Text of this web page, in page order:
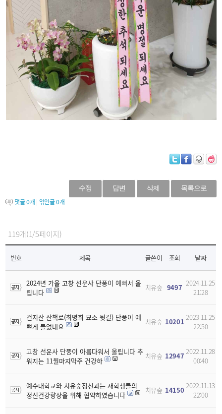
수정 답변 삭제 목록으로
댓글0개 | 엮인글0개
119개(1/5페이지)
번호 제목 글쓴이 조회 날짜
2024년 가을 고창 선운사 단풍이 예뻐서 올
립니다
치유숲 9497 2024.11.25
21:28
건지산 산책로(최명희 묘소 뒷길) 단풍이 예
쁘게 들었네요
치유숲 10201 2023.11.25
22:50
고창 선운사 단풍이 아름다워서 올립니다 추
워지는 11월마지막주 건강하
치유숲 12947 2022.11.28
00:40
예수대학교와 치유숲정신과는 재학생들의
정신건강향상을 위해 협약하였습니다
치유숲 14150 2022.11.13
22:00